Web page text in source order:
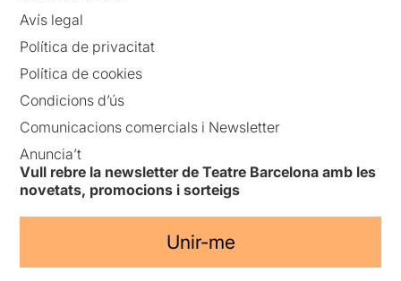
Avís legal
Política de privacitat
Política de cookies
Condicions d’ús
Comunicacions comercials i Newsletter
Anuncia’t
Vull rebre la newsletter de Teatre Barcelona amb les
novetats, promocions i sorteigs
Unir-me